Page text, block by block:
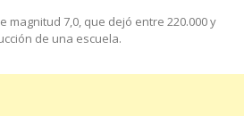
7,0, que dejó entre 220.000 y
de una escuela.